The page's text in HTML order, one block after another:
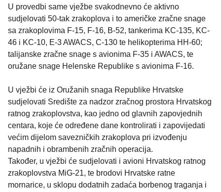
U provedbi same vježbe svakodnevno će aktivno
sudjelovati 50-tak zrakoplova i to američke zračne snage
sa zrakoplovima F-15, F-16, B-52, tankerima KC-135, KC-
46 i KC-10, E-3 AWACS, C-130 te helikopterima HH-60;
talijanske zračne snage s avionima F-35 i AWACS, te
oružane snage Helenske Republike s avionima F-16.
U vježbi će iz Oružanih snaga Republike Hrvatske
sudjelovati Središte za nadzor zračnog prostora Hrvatskog
ratnog zrakoplovstva, kao jedno od glavnih zapovjednih
centara, koje će određene dane kontrolirati i zapovijedati
većim dijelom savezničkih zrakoplova pri izvođenju
napadnih i obrambenih zračnih operacija.
Također, u vježbi će sudjelovati i avioni Hrvatskog ratnog
zrakoplovstva MiG-21, te brodovi Hrvatske ratne
mornarice, u sklopu dodatnih zadaća borbenog traganja i